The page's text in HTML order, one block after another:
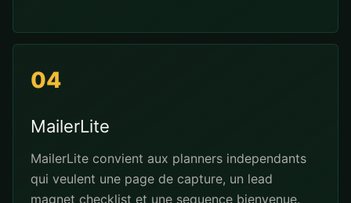
04
MailerLite
MailerLite convient aux planners independants
qui veulent une page de capture, un lead
magnet checklist et une sequence bienvenue.